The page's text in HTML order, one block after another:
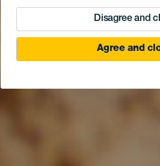
Disagree and
Agree and